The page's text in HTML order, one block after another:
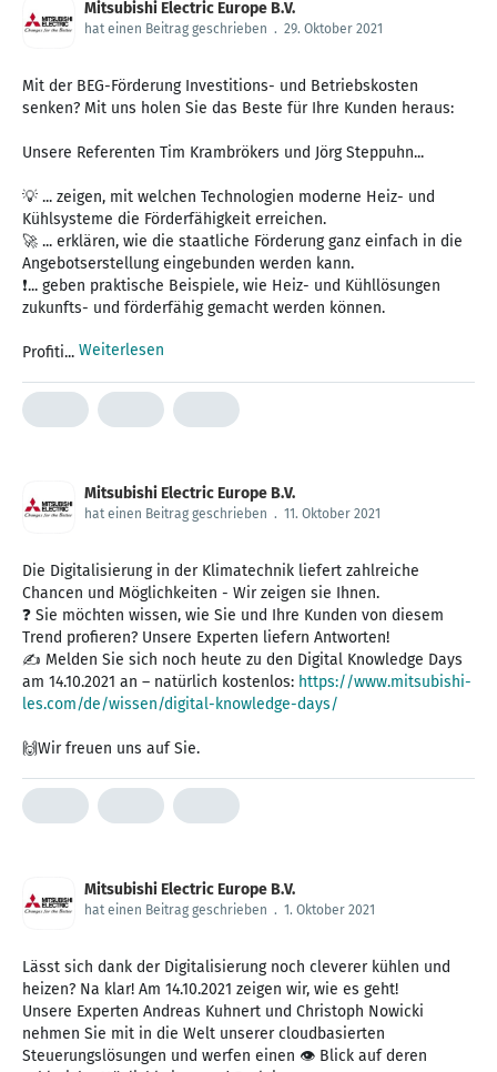
Mitsubishi Electric Europe B.V.
hat einen Beitrag geschrieben . 29. Oktober 2021
Mit der BEG-Förderung Investitions- und Betriebskosten
senken? Mit uns holen Sie das Beste für Ihre Kunden heraus:
Unsere Referenten Tim Krambrökers und Jörg Steppuhn...
💡 ... zeigen, mit welchen Technologien moderne Heiz- und
Kühlsysteme die Förderfähigkeit erreichen.
🚀 ... erklären, wie die staatliche Förderung ganz einfach in die
Angebotserstellung eingebunden werden kann.
❗... geben praktische Beispiele, wie Heiz- und Kühllösungen
zukunfts- und förderfähig gemacht werden können.
Profiti... Weiterlesen
Mitsubishi Electric Europe B.V.
hat einen Beitrag geschrieben . 11. Oktober 2021
Die Digitalisierung in der Klimatechnik liefert zahlreiche
Chancen und Möglichkeiten - Wir zeigen sie Ihnen.
❓ Sie möchten wissen, wie Sie und Ihre Kunden von diesem
Trend profieren? Unsere Experten liefern Antworten!
✍ Melden Sie sich noch heute zu den Digital Knowledge Days
am 14.10.2021 an – natürlich kostenlos: https://www.mitsubishi-
les.com/de/wissen/digital-knowledge-days/
🙌Wir freuen uns auf Sie.
Mitsubishi Electric Europe B.V.
hat einen Beitrag geschrieben . 1. Oktober 2021
Lässt sich dank der Digitalisierung noch cleverer kühlen und
heizen? Na klar! Am 14.10.2021 zeigen wir, wie es geht!
Unsere Experten Andreas Kuhnert und Christoph Nowicki
nehmen Sie mit in die Welt unserer cloudbasierten
Steuerungslösungen und werfen einen 👁 Blick auf deren